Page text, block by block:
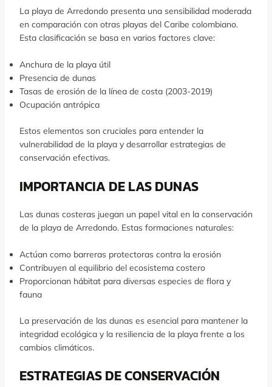
La playa de Arredondo presenta una sensibilidad moderada
en comparación con otras playas del Caribe colombiano.
Esta clasificación se basa en varios factores clave:
Anchura de la playa útil
Presencia de dunas
Tasas de erosión de la línea de costa (2003-2019)
Ocupación antrópica
Estos elementos son cruciales para entender la
vulnerabilidad de la playa y desarrollar estrategias de
conservación efectivas.
IMPORTANCIA DE LAS DUNAS
Las dunas costeras juegan un papel vital en la conservación
de la playa de Arredondo. Estas formaciones naturales:
Actúan como barreras protectoras contra la erosión
Contribuyen al equilibrio del ecosistema costero
Proporcionan hábitat para diversas especies de flora y
fauna
La preservación de las dunas es esencial para mantener la
integridad ecológica y la resiliencia de la playa frente a los
cambios climáticos.
ESTRATEGIAS DE CONSERVACIÓN